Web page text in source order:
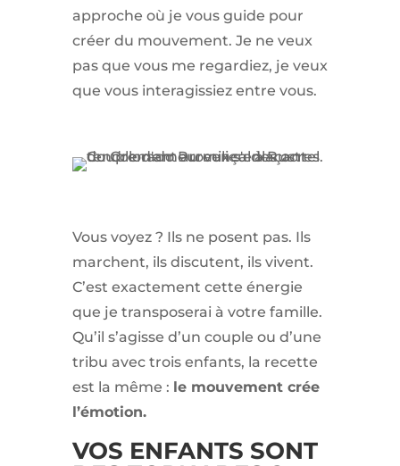
approche où je vous guide pour
créer du mouvement. Je ne veux
pas que vous me regardiez, je veux
que vous interagissiez entre vous.
Vous voyez ? Ils ne posent pas. Ils
marchent, ils discutent, ils vivent.
C’est exactement cette énergie
que je transposerai à votre famille.
Qu’il s’agisse d’un couple ou d’une
tribu avec trois enfants, la recette
est la même : le mouvement crée
l’émotion.
VOS ENFANTS SONT